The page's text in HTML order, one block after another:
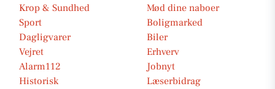
Krop & Sundhed
Mød dine naboer
Sport
Boligmarked
Dagligvarer
Biler
Vejret
Erhverv
Alarm112
Jobnyt
Historisk
Læserbidrag